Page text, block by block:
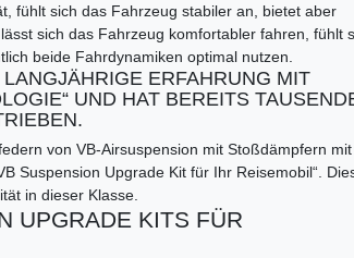
fühlt sich das Fahrzeug stabiler an, bietet aber
sich das Fahrzeug komfortabler fahren, fühlt
beide Fahrdynamiken optimal nutzen.
ERFAHRUNG MIT
UND HAT BEREITS
von VB-Airsuspension mit Stoßdämpfern mit
Suspension Upgrade Kit für Ihr Reisemobil“.
in dieser Klasse.
UPGRADE KITS FÜR